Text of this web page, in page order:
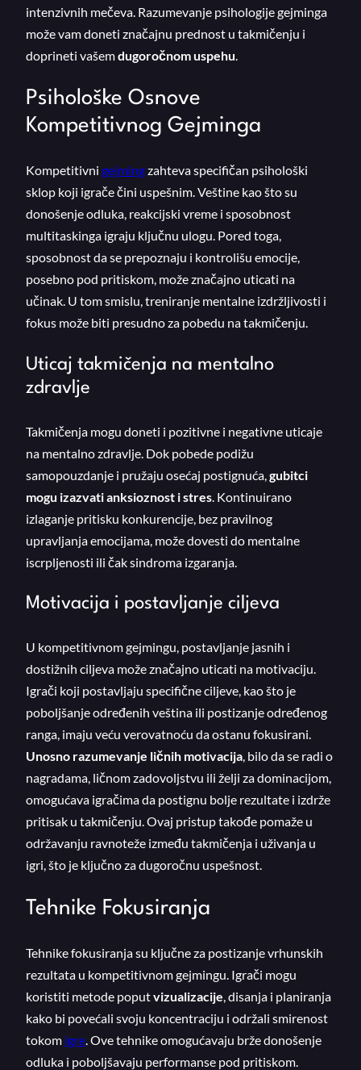
intenzivnih mečeva. Razumevanje psihologije gejminga
može vam doneti značajnu prednost u takmičenju i
doprineti vašemdugoročnom uspehu
Psihološke Osnove
Kompetitivnog Gejminga
Kompetitivni gejmingzahteva specifičan psihološki
sklop koji igrače čini uspešnim. Veštine kao što su
donošenje odluka, reakcijski vreme i sposobnost
multitaskinga igraju ključnu ulogu. Pored toga,
sposobnost da se prepoznaju i kontrolišu emocije,
posebno pod pritiskom, može značajno uticati na
učinak. U tom smislu, treniranje mentalne izdržljivosti i
fokus može biti presudno za pobedu na takmičenju.
Uticaj takmičenja na mentalno
zdravlje
Takmičenja mogu doneti i pozitivne i negativne uticaje
na mentalno zdravlje. Dok pobede podižu
samopouzdanje i pružaju osećaj postignuća, gubitci
mogu izazvati anksioznost i stres . Kontinuirano
izlaganje pritisku konkurencije, bez pravilnog
upravljanja emocijama, može dovesti do mentalne
iscrpljenosti ili čak sindroma izgaranja.
Motivacija i postavljanje ciljeva
U kompetitivnom gejmingu, postavljanje jasnih i
dostižnih ciljeva može značajno uticati na motivaciju.
Igrači koji postavljaju specifične ciljeve, kao što je
poboljšanje određenih veština ili postizanje određenog
ranga, imaju veću verovatnoću da ostanu fokusirani.
Unosno razumevanje ličnih motivacija, bilo da se radi o
nagradama, ličnom zadovoljstvu ili želji za dominacijom,
omogućava igračima da postignu bolje rezultate i izdrže
pritisak u takmičenju. Ovaj pristup takođe pomaže u
održavanju ravnoteže između takmičenja i uživanja u
igri, što je ključno za dugoročnu uspešnost.
Tehnike Fokusiranja
Tehnike fokusiranja su ključne za postizanje vrhunskih
rezultata u kompetitivnom gejmingu. Igrači mogu
koristiti metode poputvizualizacije , disanja i planiranja
kako bi povećali svoju koncentraciju i održali smirenost
tokom igre . Ove tehnike omogućavaju brže donošenje
odluka i poboljšavaju performanse pod pritiskom.